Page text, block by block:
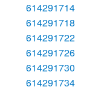
614291714
614291718
614291722
614291726
614291730
614291734